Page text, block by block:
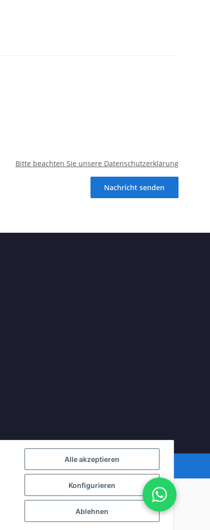
Alle akzeptieren
Konfigurieren
Ablehnen
Bitte beachten Sie unsere Datenschutzerklärung
Nachricht senden